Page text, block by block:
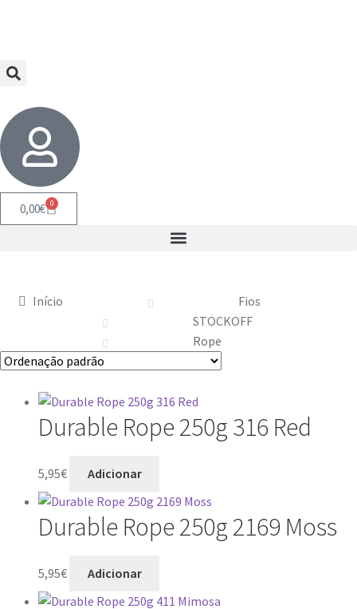
0,00€ 0
Início
Fios
STOCKOFF
Rope
Durable Rope 250g 316 Red
5,95€ Adicionar
Durable Rope 250g 2169 Moss
5,95€ Adicionar